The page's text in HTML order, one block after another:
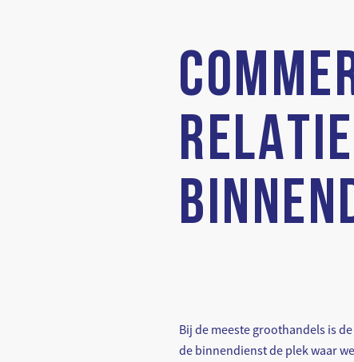
Bij de meeste groothandels is
de binnendienst de plek waar